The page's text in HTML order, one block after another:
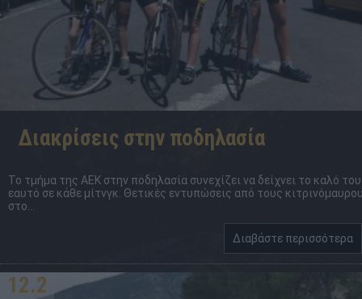
Διακρίσεις στην ποδηλασία
Το τμήμα της ΑΕΚ στην ποδηλασία συνεχίζει να δείχνει το καλό του
εαυτό σε κάθε μίτνγκ. Θετικές εντυπώσεις από τους
στο...
Διαβάστε περισσότερα
12.2